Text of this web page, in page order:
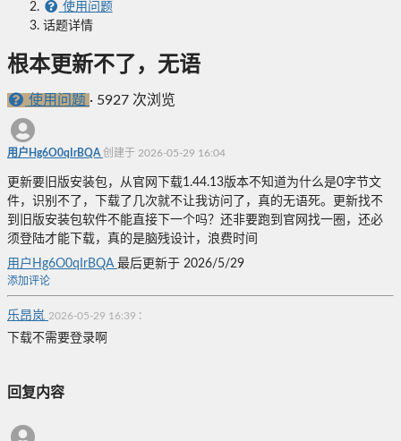
使用问题
话题详情
根本更新不了，无语
使用问题 · 5927 次浏览
用户Hg6O0qIrBQA 创建于 2026-05-29 16:04
更新要旧版安装包，从官网下载1.44.13版本不知道为什么是0字节文
件，识别不了，下载了几次就不让我访问了，真的无语死。更新找不
到旧版安装包软件不能直接下一个吗？还非要跑到官网找一圈，还必
须登陆才能下载，真的是脑残设计，浪费时间
用户Hg6O0qIrBQA 最后更新于 2026/5/29
添加评论
乐昂岚 2026-05-29 16:39 :
下载不需要登录啊
回复内容